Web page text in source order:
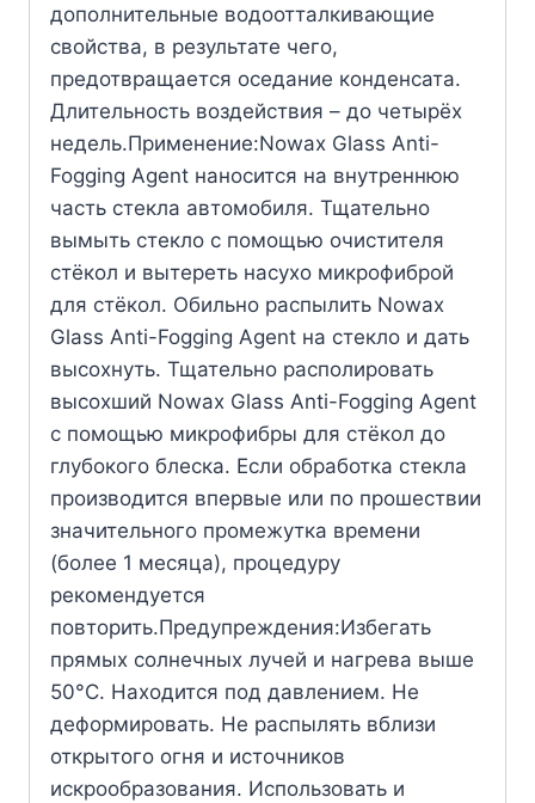
дополнительные водоотталкивающие
свойства, в результате чего,
предотвращается оседание конденсата.
Длительность воздействия – до четырёх
недель.Применение:Nowax Glass Anti-
Fogging Agent наносится на внутреннюю
часть стекла автомобиля. Тщательно
вымыть стекло с помощью очистителя
стёкол и вытереть насухо микрофиброй
для стёкол. Обильно распылить Nowax
Glass Anti-Fogging Agent на стекло и дать
высохнуть. Тщательно располировать
высохший Nowax Glass Anti-Fogging Agent
с помощью микрофибры для стёкол до
глубокого блеска. Если обработка стекла
производится впервые или по прошествии
значительного промежутка времени
(более 1 месяца), процедуру
рекомендуется
повторить.Предупреждения:Избегать
прямых солнечных лучей и нагрева выше
50°С. Находится под давлением. Не
деформировать. Не распылять вблизи
открытого огня и источников
искрообразования. Использовать и